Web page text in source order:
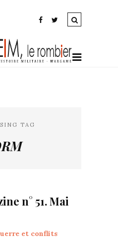
TAG
n° 51. Mai
et conflits